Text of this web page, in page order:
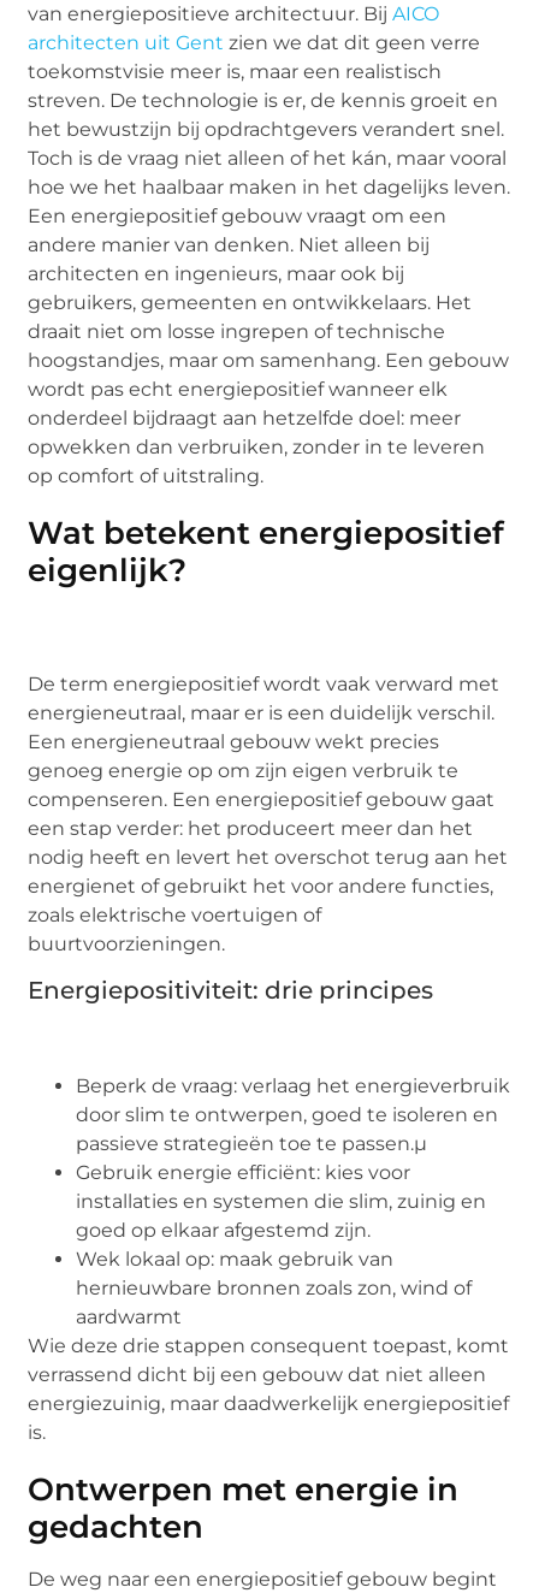
van energiepositieve architectuur. BijAICO
architecten uit Gent zien we dat dit geen verre
toekomstvisie meer is, maar een realistisch
streven. De technologie is er, de kennis groeit en
het bewustzijn bij opdrachtgevers verandert snel.
Toch is de vraag niet alleen of het kán, maar vooral
hoe we het haalbaar maken in het dagelijks leven.
Een energiepositief gebouw vraagt om een
andere manier van denken. Niet alleen bij
architecten en ingenieurs, maar ook bij
gebruikers, gemeenten en ontwikkelaars. Het
draait niet om losse ingrepen of technische
hoogstandjes, maar om samenhang. Een gebouw
wordt pas echt energiepositief wanneer elk
onderdeel bijdraagt aan hetzelfde doel: meer
opwekken dan verbruiken, zonder in te leveren
op comfort of uitstraling.
Wat betekent energiepositief
eigenlijk?
De term energiepositief wordt vaak verward met
energieneutraal, maar er is een duidelijk verschil.
Een energieneutraal gebouw wekt precies
genoeg energie op om zijn eigen verbruik te
compenseren. Een energiepositief gebouw gaat
een stap verder: het produceert meer dan het
nodig heeft en levert het overschot terug aan het
energienet of gebruikt het voor andere functies,
zoals elektrische voertuigen of
buurtvoorzieningen.
Energiepositiviteit: drie principes
Beperk de vraag: verlaag het energieverbruik
door slim te ontwerpen, goed te isoleren en
passieve strategieën toe te passen.µ
Gebruik energie efficiënt: kies voor
installaties en systemen die slim, zuinig en
goed op elkaar afgestemd zijn.
Wek lokaal op: maak gebruik van
hernieuwbare bronnen zoals zon, wind of
aardwarmt
Wie deze drie stappen consequent toepast, komt
verrassend dicht bij een gebouw dat niet alleen
energiezuinig, maar daadwerkelijk energiepositief
is.
Ontwerpen met energie in
gedachten
De weg naar een energiepositief gebouw begint